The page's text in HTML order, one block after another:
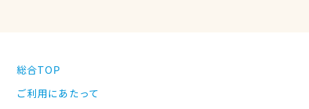
総合TOP
ご利用にあたって